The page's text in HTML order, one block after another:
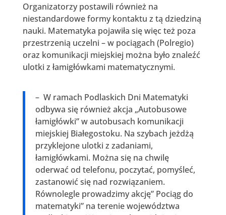
Organizatorzy postawili również na
niestandardowe formy kontaktu z tą dziedziną
nauki. Matematyka pojawiła się więc też poza
przestrzenią uczelni – w pociągach (Polregio)
oraz komunikacji miejskiej można było znaleźć
ulotki z łamigłówkami matematycznymi.
– W ramach Podlaskich Dni Matematyki
odbywa się również akcja „Autobusowe
łamigłówki” w autobusach komunikacji
miejskiej Białegostoku. Na szybach jeżdżą
przyklejone ulotki z zadaniami,
łamigłówkami. Można się na chwilę
oderwać od telefonu, poczytać, pomyśleć,
zastanowić się nad rozwiązaniem.
Równolegle prowadzimy akcję” Pociąg do
matematyki” na terenie województwa